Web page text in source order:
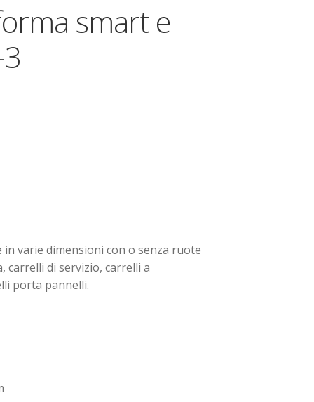
smart e
varie dimensioni con o senza ruote
carrelli di servizio, carrelli a
porta pannelli.